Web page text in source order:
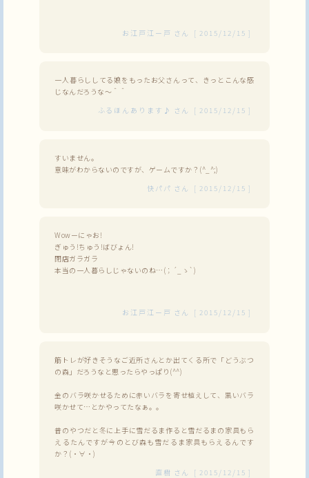
お江戸江ー戸 さん [ 2015/12/15 ]
一人暮らししてる娘をもったお父さんって、きっとこんな感
じなんだろうな～＾＾
ふるほんあります♪ さん [ 2015/12/15 ]
すいません。
意味がわからないのですが、ゲームですか？(^_^;)
快パパ さん [ 2015/12/15 ]
Wowーにゃお!
ぎゅう!ちゅう!ばびょん!
閉店ガラガラ
本当の一人暮らしじゃないのね…(；´_ゝ`)
お江戸江ー戸 さん [ 2015/12/15 ]
筋トレが好きそうなご近所さんとか出てくる所で「どうぶつ
の森」だろうなと思ったらやっぱり(^^)
金のバラ咲かせるために赤いバラを寄せ植えして、黒いバラ
咲かせて…とかやってたなぁ。。
昔のやつだと冬に上手に雪だるま作ると雪だるまの家具もら
えるたんですが今のとび森も雪だるま家具もらえるんです
か？(・∀・)
直樹 さん [ 2015/12/15 ]